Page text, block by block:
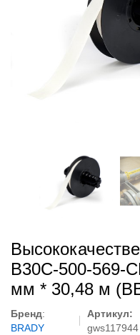
B30C-500-569-
мм * 30,48 м
Бренд:
BRADY
Артикул:
gws117944